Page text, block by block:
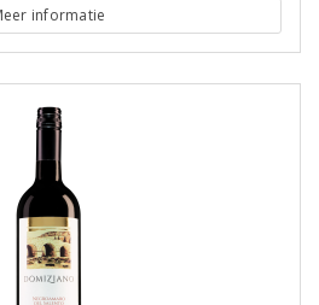
informatie